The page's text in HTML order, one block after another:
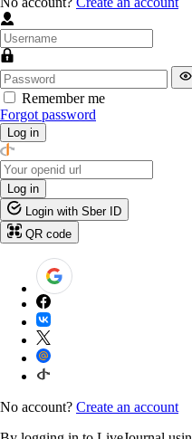
Remember me
Forgot password
Log in
Log in
Login with Sber ID
QR code
No account? Create an account